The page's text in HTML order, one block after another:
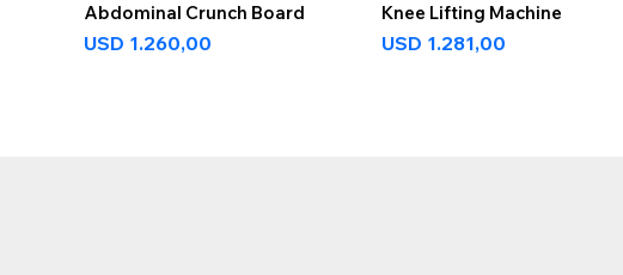
Abdominal Crunch Board
USD 1.260,00
Knee Lifting Machine
USD 1.281,00